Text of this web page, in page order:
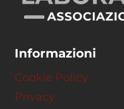
Informazioni
Cookie Policy
Privacy